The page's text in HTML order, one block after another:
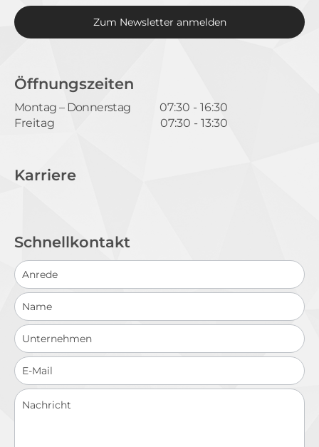
Instagram-
Facebook-
YouTube-
Kanal
LinkedIn-
Profil
Xing-
Profil
Zum Newsletter anmelden
Öffnungszeiten
Montag – Donnerstag
07:30 - 16:30
Freitag
07:30 - 13:30
Karriere
Schnellkontakt
Schnellkontakt